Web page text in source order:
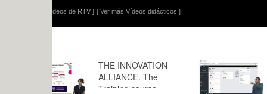
[ Ver más Vídeos didácticos ]
THE INNOVATION
ALLIANCE. The
Training course
Filtrar